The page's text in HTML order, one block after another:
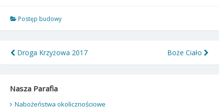
Postęp budowy
Nawigacja
wpisu
Droga Krzyżowa 2017 Boże Ciało
Nasza Parafia
Nabożeństwa okolicznościowe